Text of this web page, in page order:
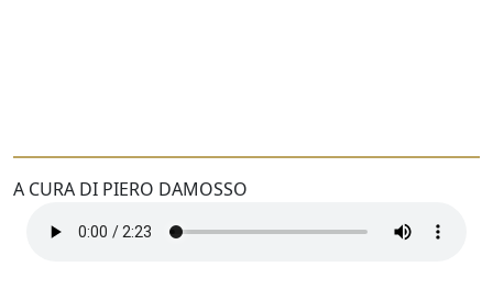
A CURA DI PIERO DAMOSSO